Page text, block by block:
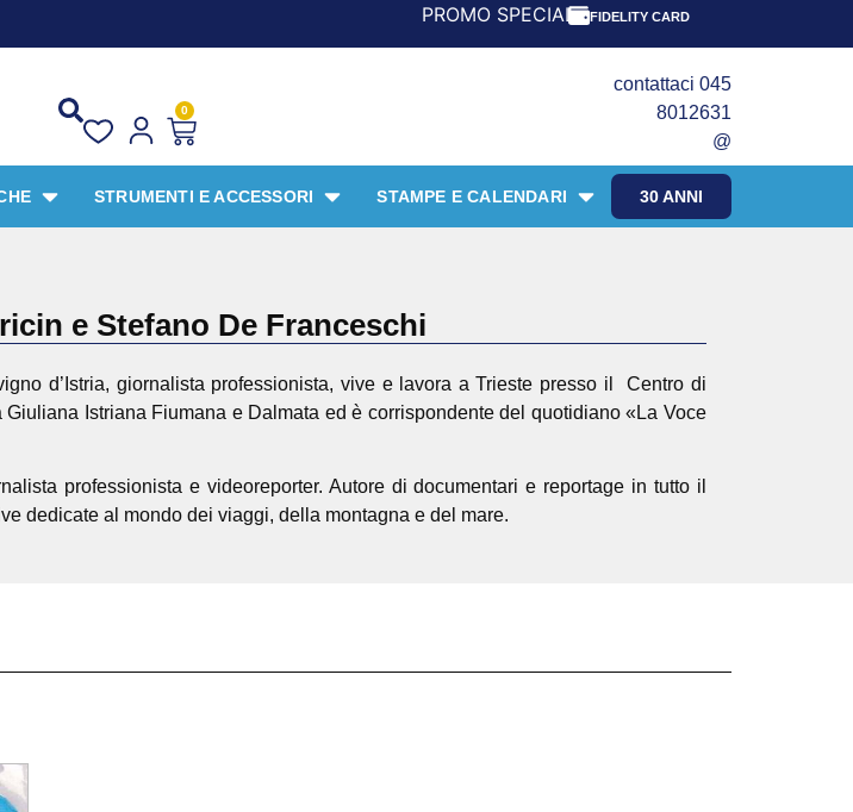
PROMO SPECIALE LIBRI PER I 30 ANNI DEL
FIDELITY CARD
0
contattaci 045
8012631
@
30 ANNI
STRUMENTI E ACCESSORI STAMPE E CALENDARI
e Stefano De Franceschi
d’Istria, giornalista professionista, vive e lavora a Trieste presso il Centro di
Istriana Fiumana e Dalmata ed è corrispondente del quotidiano «La Voce
professionista e videoreporter. Autore di documentari e reportage in tutto il
dedicate al mondo dei viaggi, della montagna e del mare.